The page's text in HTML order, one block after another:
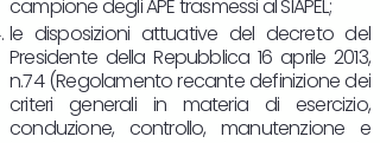
campione degli APE trasmessi al SIAPEL;
le disposizioni attuative del decreto del
Presidente della Repubblica 16 aprile 2013,
n.74 (Regolamento recante definizione dei
criteri generali in materia di esercizio,
conduzione, controllo, manutenzione e